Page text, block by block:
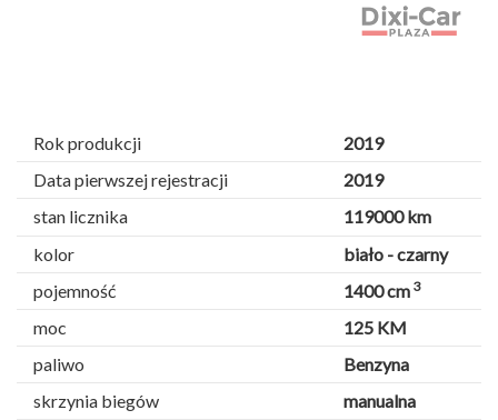
Rok produkcji
2019
Data pierwszej rejestracji
2019
stan licznika
119000 km
kolor
biało - czarny
pojemność
1400 cm 3
moc
125 KM
paliwo
Benzyna
skrzynia biegów
manualna